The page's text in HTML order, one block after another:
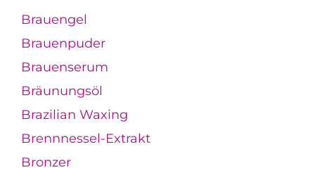
Brauengel
Brauenpuder
Brauenserum
Bräunungsöl
Brazilian Waxing
Brennnessel-Extrakt
Bronzer